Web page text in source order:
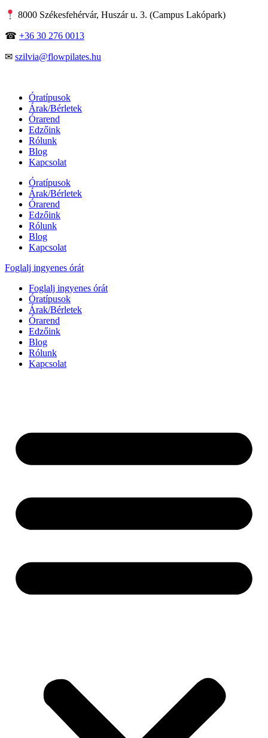
Skip
content
8000 Székesfehérvár, Huszár u. 3. (Campus Lakópark)
☎ +36 30 276 0013
✉ szilvia@flowpilates.hu
Óratípusok
Árak/Bérletek
Órarend
Edzőink
Rólunk
Blog
Kapcsolat
Óratípusok
Árak/Bérletek
Órarend
Edzőink
Rólunk
Blog
Kapcsolat
Foglalj ingyenes órát
Foglalj ingyenes órát
Óratípusok
Árak/Bérletek
Órarend
Edzőink
Blog
Rólunk
Kapcsolat